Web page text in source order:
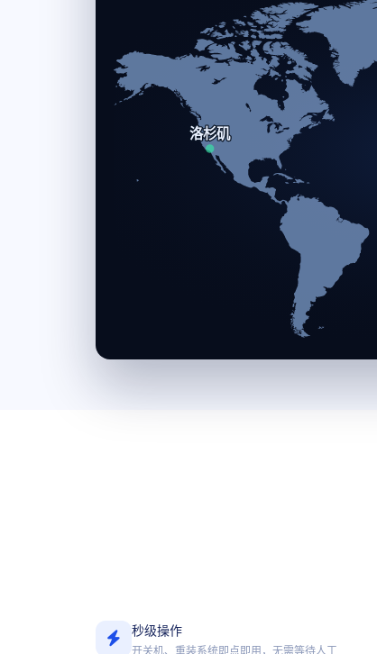
洛杉矶
秒级操作
开关机、重装系统即点即用，无需等待人工